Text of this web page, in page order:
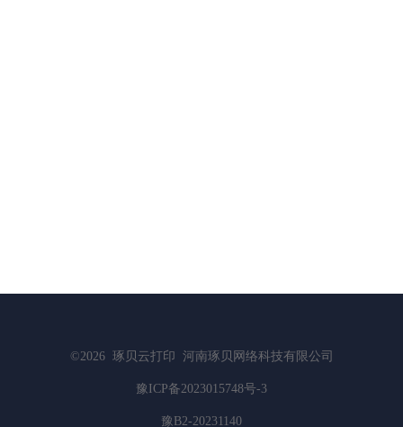
©2026 琢贝云打印 河南琢贝网络科技有限公司
豫ICP备2023015748号-3
豫B2-20231140